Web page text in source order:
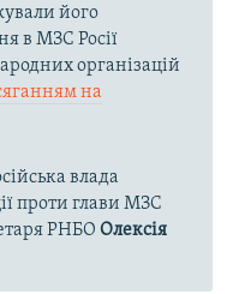
його
в МЗС Росії
організацій
на
влада
проти глави МЗС
РНБО Олексія